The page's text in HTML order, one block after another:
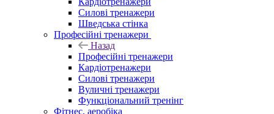
Силові тренажери
Шведська стінка
Професійні тренажери
Назад
Професійні тренажери
Кардіотренажери
Силові тренажери
Вуличні тренажери
Функціональний тренінг
Фітнес, аеробіка